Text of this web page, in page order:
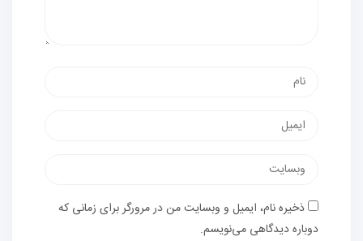
ذخیره نام، ایمیل و وبسایت من در مرورگر برای زمانی که
دوباره دیدگاهی می‌نویسم.